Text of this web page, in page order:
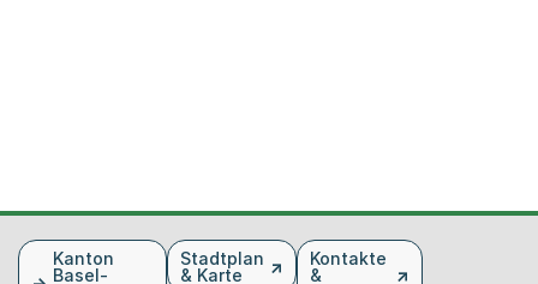
FusszeileKanton
Basel-
Stadtplan
& Karte
Kontakte
&